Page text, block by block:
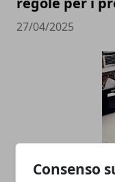
Consenso
27/04/2025
Social Media